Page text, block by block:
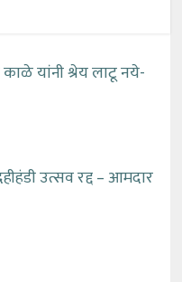
यांनी श्रेय लाटू नये-
उत्सव रद्द – आमदार